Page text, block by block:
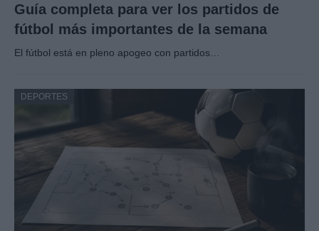
Guía completa para ver los partidos de
fútbol más importantes de la semana
El fútbol está en pleno apogeo con partidos…
DEPORTES